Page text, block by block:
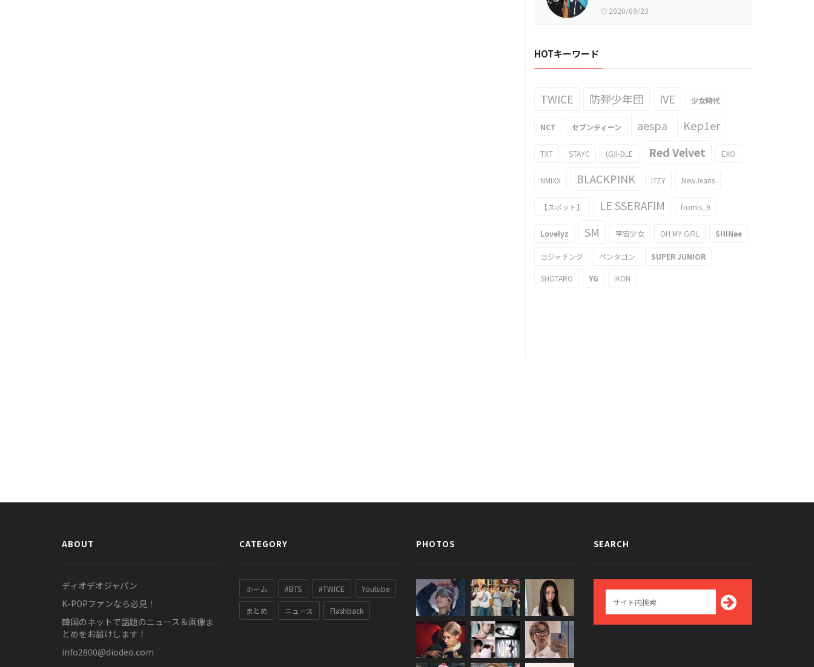
2020/09/23
HOTキーワード
TWICE 防弾少年団 IVE 少女時代
NCT セブンティーン aespa Kep1er
TXT STAYC (G)I-DLE Red Velvet EXO
NMIXX BLACKPINK ITZY NewJeans
【スポット】 LE SSERAFIM fromis_9
Lovelyz SM 宇宙少女 OH MY GIRL SHINee
ヨジャチング ペンタゴン SUPER JUNIOR
SHOTARO YG iKON
ABOUT
ディオデオジャパン
K-POPファンなら必見！
韓国のネットで話題のニュース＆画像ま
とめをお届けします！
info2800@diodeo.com
CATEGORY
ホーム #BTS #TWICE Youtube
まとめ ニュース Flashback
PHOTOS SEARCH